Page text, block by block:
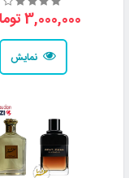
3,000,000 تومان
نمایش